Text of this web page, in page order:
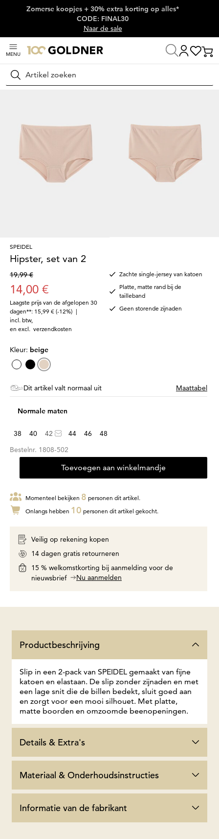
Skip naar hoofdinhoud
Zomerse koopjes + 30% extra korting op alles*
CODE: FINAL30
Naar de sale
MENU
Zoeken
Home Lingerie & badmode
SPEIDEL
Hipster, set van 2
19,99 €
14,00 €
Laagste prijs van de afgelopen 30
dagen**: 15,99 € (-12%) |
incl. btw,
en excl. verzendkosten
Zachte single-jersey van katoen
Platte, matte rand bij de
tailleband
Geen storende zijnaden
Kleur: beige
Dit artikel valt normaal uit Maattabel
Normale maten
38 40 42 44 46
48
Bestelnr. 1808-502
Toevoegen aan winkelmandje
Momenteel bekijken 8 personen dit artikel.
Onlangs hebben 10 personen dit artikel gekocht.
Veilig op rekening kopen
14 dagen gratis retourneren
15 % welkomstkorting bij aanmelding voor de
nieuwsbrief
Nu aanmelden
Productbeschrijving
Slip in een 2-pack van SPEIDEL gemaakt van fijne
katoen en elastaan. De slip zonder zijnaden en met
een lage snit die de billen bedekt, sluit goed aan
en zorgt voor een mooi silhouet. Met platte,
matte boorden en omzoomde beenopeningen.
Details & Extra's
Materiaal & Onderhoudsinstructies
Informatie van de fabrikant